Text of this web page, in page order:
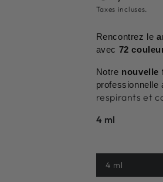
Taxes incluses.
Rencontrez le
avec 72
Notre nouvelle
professionnelle
respirants et
4 ml
4 ml
Variante
épuisée